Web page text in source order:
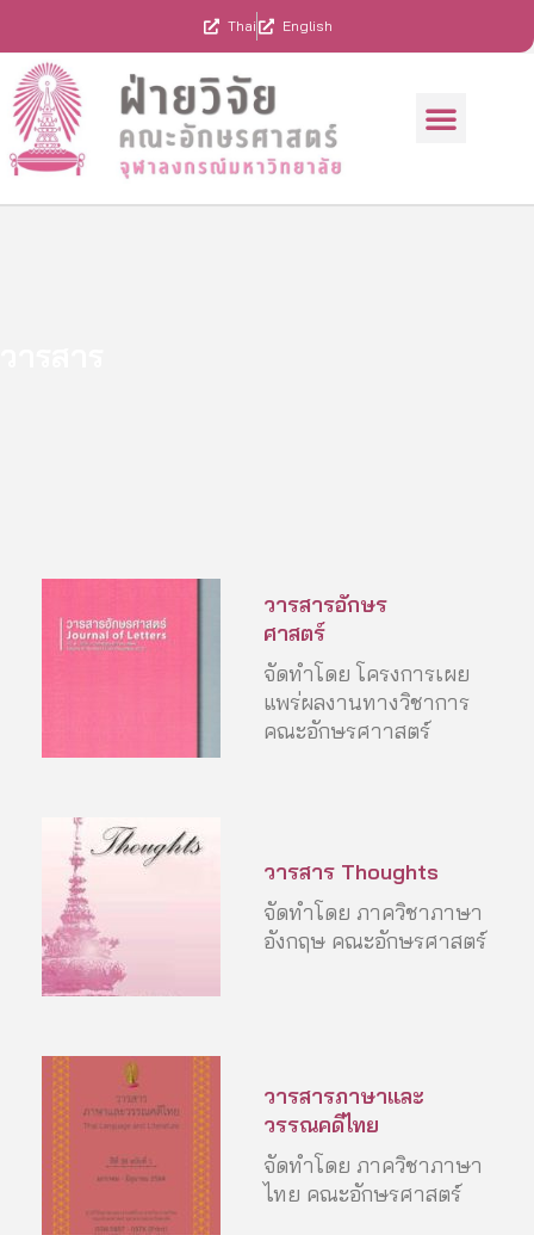
content
Thai English
Menu
วารสารอักษร
ศาสตร์
จัดทำโดย โครงการเผย
แพร่ผลงานทางวิชาการ
คณะอักษรศาาสตร์
วารสาร Thoughts
จัดทำโดย ภาควิชาภาษา
อังกฤษ คณะอักษรศาสตร์
วารสารภาษาและ
วรรณคดีไทย
จัดทำโดย ภาควิชาภาษา
ไทย คณะอักษรศาสตร์